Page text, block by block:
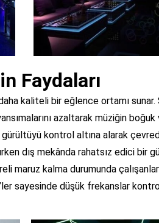
Faydaları
kaliteli bir eğlence ortamı
azaltarak müziğin
kontrol altına alarak
dış mekânda rahatsız edici bir
maruz kalma durumunda
sayesinde düşük frekanslar